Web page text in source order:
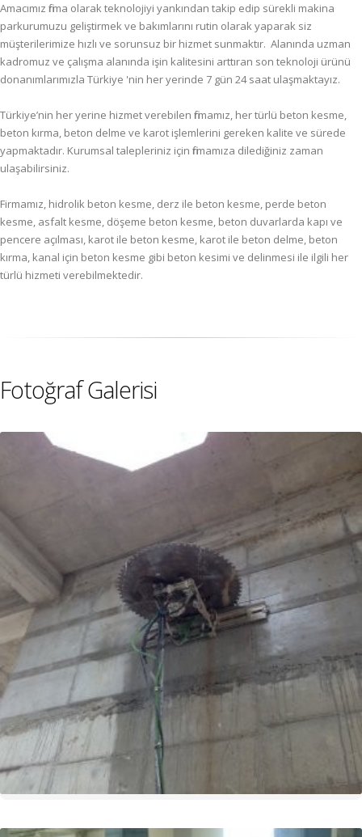
Amacımız firma olarak teknolojiyi yankından takip edip sürekli makina
parkurumuzu geliştirmek ve bakımlarını rutin olarak yaparak siz
müşterilerimize hızlı ve sorunsuz bir hizmet sunmaktır. Alanında uzman
kadromuz ve çalışma alanında işin kalitesini arttıran son teknoloji ürünü
donanımlarımızla Türkiye 'nin her yerinde 7 gün 24 saat ulaşmaktayız.
Türkiye’nin her yerine hizmet verebilen firmamız, her türlü beton kesme,
beton kırma, beton delme ve karot işlemlerini gereken kalite ve sürede
yapmaktadır. Kurumsal talepleriniz için firmamıza dilediğiniz zaman
ulaşabilirsiniz.
Firmamız, hidrolik beton kesme, derz ile beton kesme, perde beton
kesme, asfalt kesme, döşeme beton kesme, beton duvarlarda kapı ve
pencere açılması, karot ile beton kesme, karot ile beton delme, beton
kırma, kanal için beton kesme gibi beton kesimi ve delinmesi ile ilgili her
türlü hizmeti verebilmektedir.
Fotoğraf Galerisi